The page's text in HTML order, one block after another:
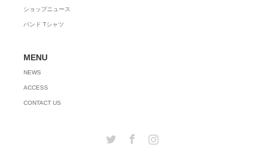
ショップニュース
バンド Tシャツ
MENU
NEWS
ACCESS
CONTACT US
Twitter Facebook